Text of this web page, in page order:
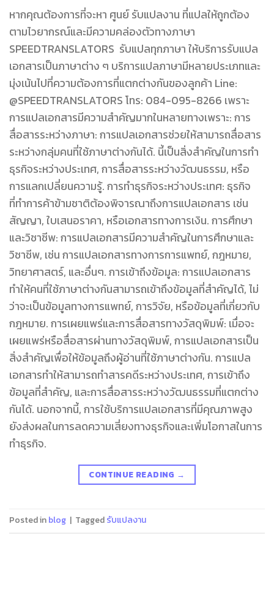
หากคุณต้องการที่จะหา ศูนย์ รับแปลงาน ที่แปลให้ถูกต้อง
ตามไวยากรณ์และมีความคล่องตัวทางภาษา
SPEEDTRANSLATORS รับแปลทุกภาษา ให้บริการรับแปล
เอกสารเป็นภาษาต่าง ๆ บริการแปลภาษามีหลายประเภทและ
มุ่งเน้นไปที่ความต้องการที่แตกต่างกันของลูกค้า Line:
@SPEEDTRANSLATORS โทร: 084-095-8266 เพราะ
การแปลเอกสารมีความสำคัญมากในหลายทางเพราะ: การ
สื่อสารระหว่างภาษา: การแปลเอกสารช่วยให้สามารถสื่อสาร
ระหว่างกลุ่มคนที่ใช้ภาษาต่างกันได้. นี้เป็นสิ่งสำคัญในการทำ
ธุรกิจระหว่างประเทศ, การสื่อสารระหว่างวัฒนธรรม, หรือ
การแลกเปลี่ยนความรู้. การทำธุรกิจระหว่างประเทศ: ธุรกิจ
ที่ทำการค้าข้ามชาติต้องพิจารณาถึงการแปลเอกสาร เช่น
สัญญา, ใบเสนอราคา, หรือเอกสารทางการเงิน. การศึกษา
และวิชาชีพ: การแปลเอกสารมีความสำคัญในการศึกษาและ
วิชาชีพ, เช่น การแปลเอกสารทางการการแพทย์, กฎหมาย,
วิทยาศาสตร์, และอื่นๆ. การเข้าถึงข้อมูล: การแปลเอกสาร
ทำให้คนที่ใช้ภาษาต่างกันสามารถเข้าถึงข้อมูลที่สำคัญได้, ไม่
ว่าจะเป็นข้อมูลทางการแพทย์, การวิจัย, หรือข้อมูลที่เกี่ยวกับ
กฎหมาย. การเผยแพร่และการสื่อสารทางวัสดุพิมพ์: เมื่อจะ
เผยแพร่หรือสื่อสารผ่านทางวัสดุพิมพ์, การแปลเอกสารเป็น
สิ่งสำคัญเพื่อให้ข้อมูลถึงผู้อ่านที่ใช้ภาษาต่างกัน. การแปล
เอกสารทำให้สามารถทำสารคดีระหว่างประเทศ, การเข้าถึง
ข้อมูลที่สำคัญ, และการสื่อสารระหว่างวัฒนธรรมที่แตกต่าง
กันได้. นอกจากนี้, การใช้บริการแปลเอกสารที่มีคุณภาพสูง
ยังส่งผลในการลดความเสี่ยงทางธุรกิจและเพิ่มโอกาสในการ
ทำธุรกิจ.
CONTINUE READING →
Posted inblog | Taggedรับแปลงาน